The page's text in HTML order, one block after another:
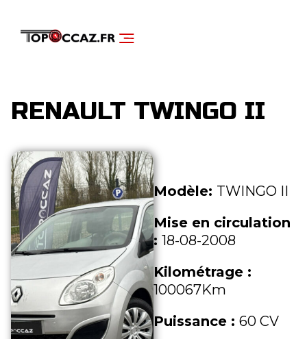
RENAULT TWINGO II
Modèle: TWINGO II
Mise en circulation
: 18-08-2008
Kilométrage :
100067Km
Puissance : 60 CV